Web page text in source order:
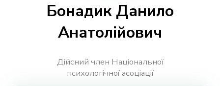
Бонадик Данило
Анатолійович
Дійсний член Національної
психологічної асоціації